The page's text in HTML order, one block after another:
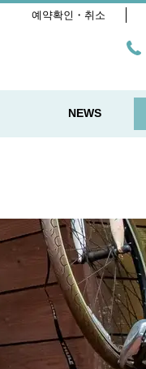
예약확인・취소
NEWS